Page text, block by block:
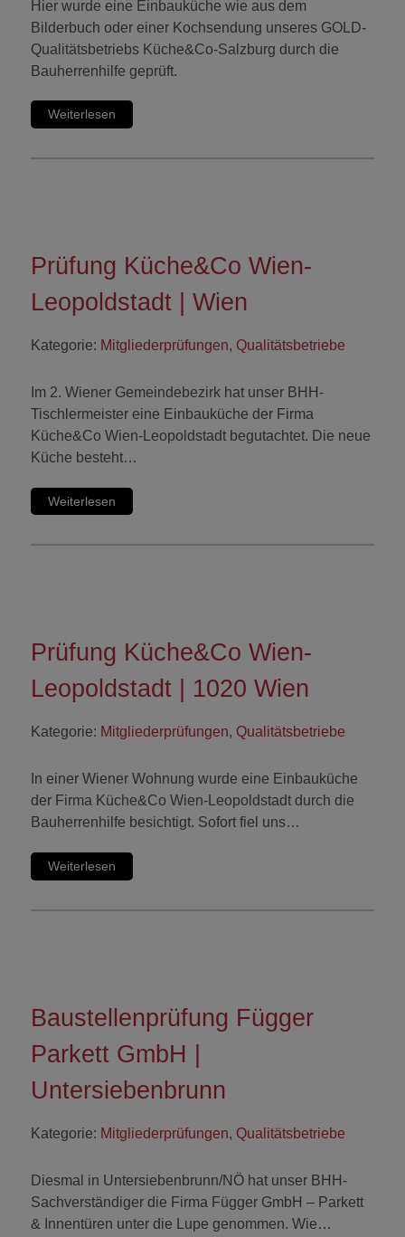
Hier wurde eine Einbauküche wie aus dem
Bilderbuch oder einer Kochsendung unseres GOLD-
Qualitätsbetriebs Küche&Co-Salzburg durch die
Bauherrenhilfe geprüft.
Weiterlesen
Prüfung Küche&Co Wien-
Leopoldstadt | Wien
Kategorie: Mitgliederprüfungen, Qualitätsbetriebe
Im 2. Wiener Gemeindebezirk hat unser BHH-
Tischlermeister eine Einbauküche der Firma
Küche&Co Wien-Leopoldstadt begutachtet. Die neue
Küche besteht…
Weiterlesen
Prüfung Küche&Co Wien-
Leopoldstadt | 1020 Wien
Kategorie: Mitgliederprüfungen, Qualitätsbetriebe
In einer Wiener Wohnung wurde eine Einbauküche
der Firma Küche&Co Wien-Leopoldstadt durch die
Bauherrenhilfe besichtigt. Sofort fiel uns…
Weiterlesen
Baustellenprüfung Függer
Parkett GmbH |
Untersiebenbrunn
Kategorie: Mitgliederprüfungen, Qualitätsbetriebe
Diesmal in Untersiebenbrunn/NÖ hat unser BHH-
Sachverständiger die Firma Függer GmbH – Parkett
& Innentüren unter die Lupe genommen. Wie…